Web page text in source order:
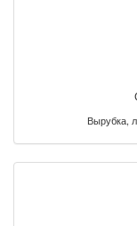
Вырубка,